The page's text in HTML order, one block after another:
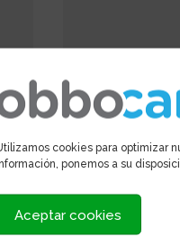
cookies para optimizar
ponemos a su
Aceptar cookies